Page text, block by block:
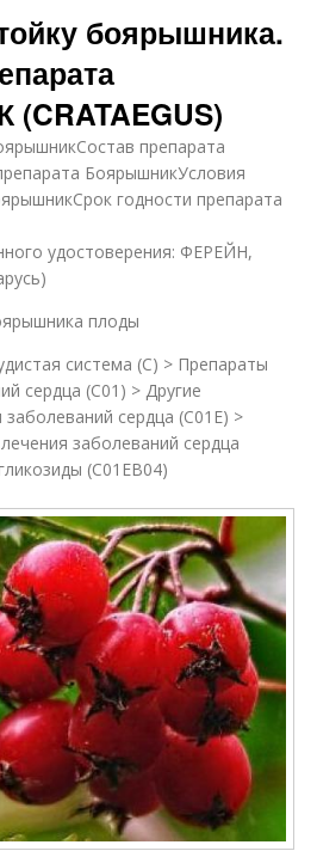
боярышника.
препарата
БоярышникУсловия
годности препарата
удостоверения: ФЕРЕЙН,
плоды
система (C) > Препараты
сердца (C01) > Другие
сердца (C01E) >
заболеваний сердца
(C01EB04)